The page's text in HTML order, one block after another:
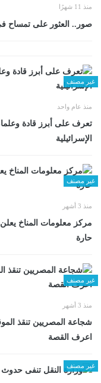
منذ 11 شهرًا
صور.. العثور على تمساح
غير مصنف
منذ عام واحد
تعرف على أبرز قادة
الإسرائيلية
غير مصنف
منذ 3 أشهر
مركز معلومات المناخ
حارة
غير مصنف
منذ 3 أشهر
شجاعة المصريين تنقذ
اعرف القصة
غير مصنف